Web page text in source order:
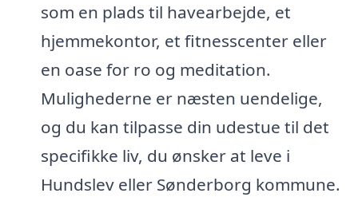
som en plads til havearbejde, et
hjemmekontor, et fitnesscenter eller
en oase for ro og meditation.
Mulighederne er næsten uendelige,
og du kan tilpasse din udestue til det
specifikke liv, du ønsker at leve i
Hundslev eller Sønderborg kommune.